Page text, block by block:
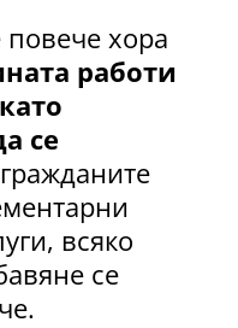
хора
работи
се
всяко
се